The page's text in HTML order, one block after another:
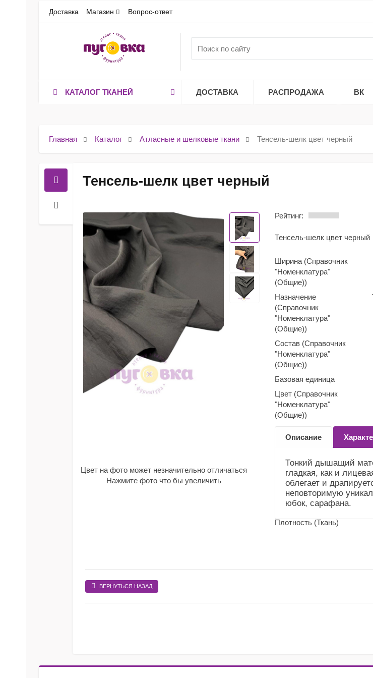
Доставка Магазин Вопрос-ответ
КАТАЛОГ ТКАНЕЙ ДОСТАВКА РАСПРОДАЖА ВК
Главная Каталог Атласные и шелковые ткани Тенсель-шелк цвет черный
Тенсель-шелк цвет черный
Цвет на фото может незначительно отличаться
Нажмите фото что бы увеличить
Рейтинг:
Тенсель-шелк цвет черный
Ширина (Справочник
"Номенклатура"
(Общие))
Назначение
(Справочник
"Номенклатура"
(Общие))
Состав (Справочник
"Номенклатура"
(Общие))
Базовая единица
Цвет (Справочник
"Номенклатура"
(Общие))
(Справочник
(Общие))
Усадка и уход
(Справочник
"Номенклатура"
(Общие))
Плотность (Ткань)
Описание
Тонкий дышащий
гладкая, как и
облегает и
неповторимую
юбок, сарафана.
ВЕРНУТЬСЯ НАЗАД